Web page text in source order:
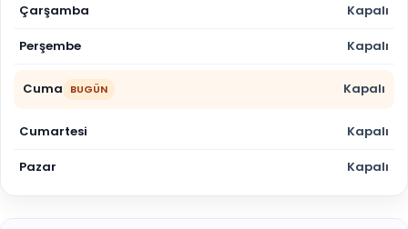
Çarşamba Kapalı
Perşembe Kapalı
Cuma BUGÜN Kapalı
Cumartesi Kapalı
Pazar Kapalı